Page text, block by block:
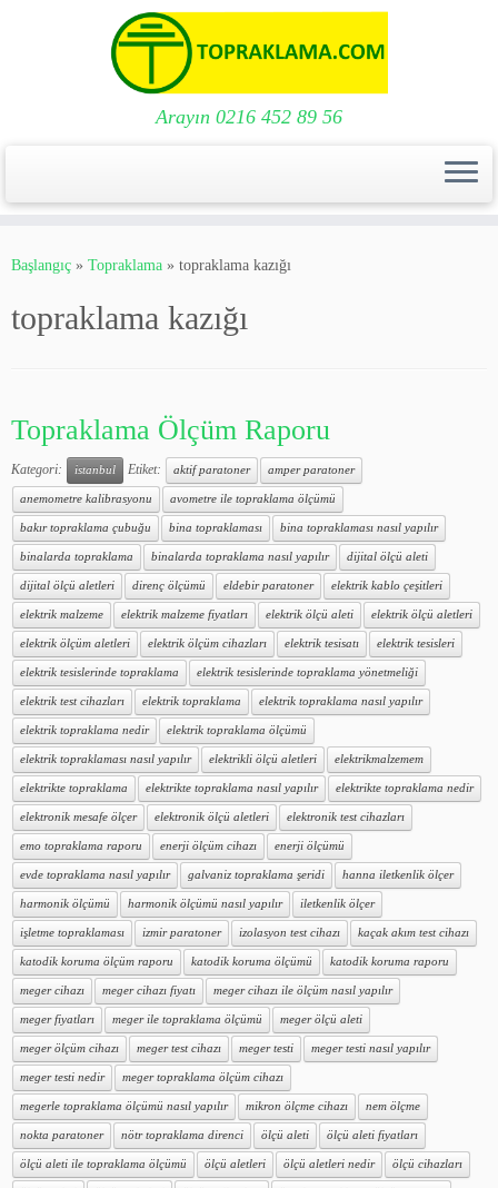
to
Arayın 0216 452 89 56
Başlangıç » Topraklama » topraklama kazığı
topraklama kazığı
Topraklama Ölçüm Raporu
Kategori: istanbul Etiket: aktif paratoner amper paratoner
anemometre kalibrasyonu avometre ile topraklama ölçümü
bakır topraklama çubuğu bina topraklaması bina topraklaması nasıl yapılır
binalarda topraklama binalarda topraklama nasıl yapılır dijital ölçü aleti
dijital ölçü aletleri direnç ölçümü eldebir paratoner elektrik kablo çeşitleri
elektrik malzeme elektrik malzeme fiyatları elektrik ölçü aleti elektrik ölçü aletleri
elektrik ölçüm aletleri elektrik ölçüm cihazları elektrik tesisatı elektrik tesisleri
elektrik tesislerinde topraklama elektrik tesislerinde topraklama yönetmeliği
elektrik test cihazları elektrik topraklama elektrik topraklama nasıl yapılır
elektrik topraklama nedir elektrik topraklama ölçümü
elektrik topraklaması nasıl yapılır elektrikli ölçü aletleri elektrikmalzemem
elektrikte topraklama elektrikte topraklama nasıl yapılır elektrikte topraklama nedir
elektronik mesafe ölçer elektronik ölçü aletleri elektronik test cihazları
emo topraklama raporu enerji ölçüm cihazı enerji ölçümü
evde topraklama nasıl yapılır galvaniz topraklama şeridi hanna iletkenlik ölçer
harmonik ölçümü harmonik ölçümü nasıl yapılır iletkenlik ölçer
işletme topraklaması izmir paratoner izolasyon test cihazı kaçak akım test cihazı
katodik koruma ölçüm raporu katodik koruma ölçümü katodik koruma raporu
meger cihazı meger cihazı fiyatı meger cihazı ile ölçüm nasıl yapılır
meger fiyatları meger ile topraklama ölçümü meger ölçü aleti
meger ölçüm cihazı meger test cihazı meger testi meger testi nasıl yapılır
meger testi nedir meger topraklama ölçüm cihazı
megerle topraklama ölçümü nasıl yapılır mikron ölçme cihazı nem ölçme
nokta paratoner nötr topraklama direnci ölçü aleti ölçü aleti fiyatları
ölçü aleti ile topraklama ölçümü ölçü aletleri ölçü aletleri nedir ölçü cihazları